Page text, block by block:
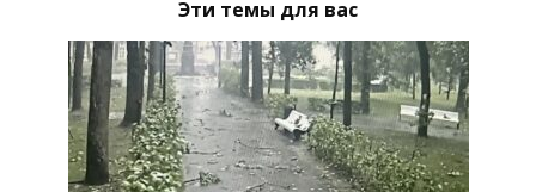
Эти темы для вас